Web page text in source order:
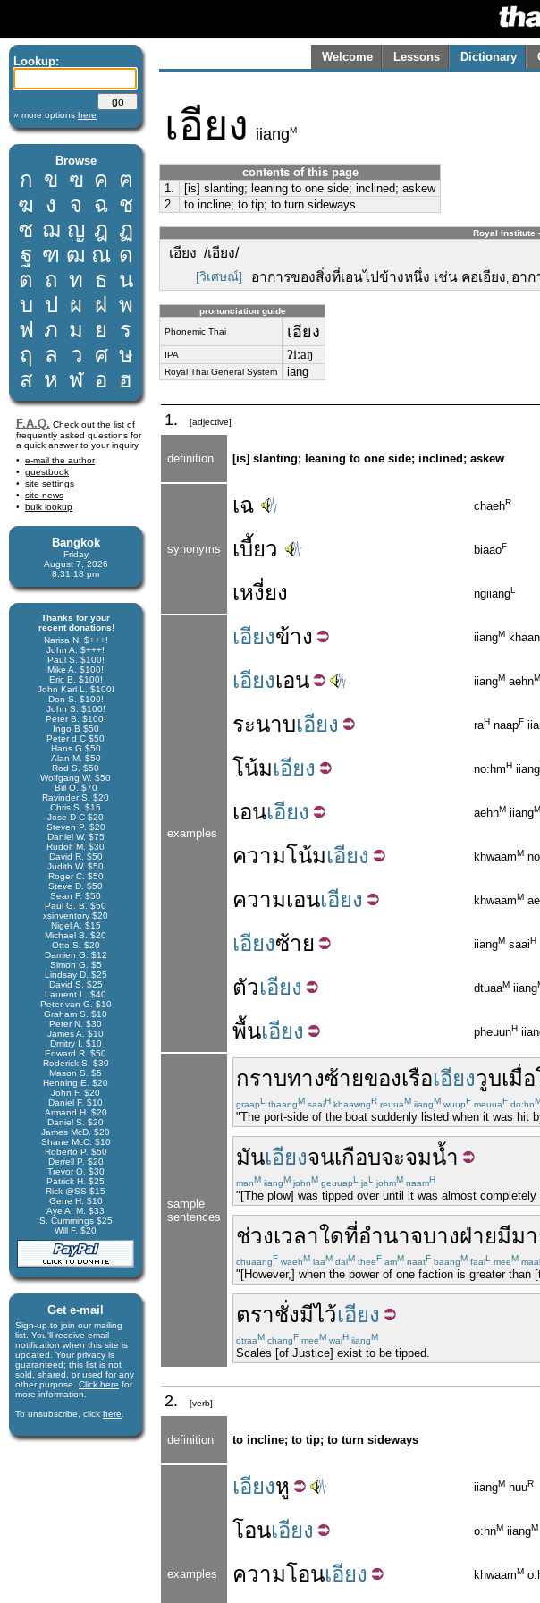
Lookup:
» more options here
Browse
ก ข ฃ ค ฅ
ฆ ง จ ฉ ช
ซ ฌ ญ ฎ ฏ
ฐ ฑ ฒ ณ ด
ต ถ ท ธ น
บ ป ผ ฝ พ
ฟ ภ ม ย
ร
ฤ
ล ว ศ ษ
ส ห ฬ อ ฮ
F.A.Q. Check out the list of
frequently asked questions for
a quick answer to your inquiry
e-mail the author
guestbook
site settings
site news
bulk lookup
Bangkok
Friday
August 7, 2026
8:31:18 pm
Thanks for your
recent donations!
Narisa N. $+++!
John A. $+++!
Paul S. $100!
Mike A. $100!
Eric B. $100!
John Karl L. $100!
Don S. $100!
John S. $100!
Peter B. $100!
Ingo B $50
Peter d C $50
Hans G $50
Alan M. $50
Rod S. $50
Wolfgang W. $50
Bill O. $70
Ravinder S. $20
Chris S. $15
Jose D-C $20
Steven P. $20
Daniel W. $75
Rudolf M. $30
David R. $50
Judith W. $50
Roger C. $50
Steve D. $50
Sean F. $50
Paul G. B. $50
xsinventory $20
Nigel A. $15
Michael B. $20
Otto S. $20
Damien G. $12
Simon G. $5
Lindsay D. $25
David S. $25
Laurent L. $40
Peter van G. $10
Graham S. $10
Peter N. $30
James A. $10
Dmitry I. $10
Edward R. $50
Roderick S. $30
Mason S. $5
Henning E. $20
John F. $20
Daniel F. $10
Armand H. $20
Daniel S. $20
James McD. $20
Shane McC. $10
Roberto P. $50
Derrell P. $20
Trevor O. $30
Patrick H. $25
Rick @SS $15
Gene H. $10
Aye A. M. $33
S. Cummings $25
Will F. $20
Get e-mail
Sign-up to join our mail­ing
list. You'll receive e­mail
notification when this site is
updated. Your privacy is
guaran­teed; this list is not
sold, shared, or used for any
other purpose. Click here for
more infor­mation.
To unsubscribe, click here
Welcome Lessons Dictionary
เอียง iiangM
contents of this page
1.
[is] slanting; leaning to one side; inclined; askew
2.
to incline; to tip; to turn sideways
Royal Institute
เอียง /เอียง/
[วิเศษณ์] อาการของสิ่งที่เอนไปข้างหนึ่ง เช่น คอเอียง, อาก
pronunciation guide
Phonemic Thai เอียง
IPA ʔiːaŋ
Royal Thai General System iang
1. [adjective]
definition [is] slanting; leaning to one side; inclined; askew
synonyms
เฉ chaehR
เบี้ยว biaaoF
เหงี่ยง ngiiangL
examples
เอียงข้าง iiangM
เอียงเอน iiangM aehnM
ระนาบเอียง raH naapF
โน้มเอียง no:hmH iiang
เอนเอียง aehnM iiangM
ความโน้มเอียง khwaamM
ความเอนเอียง khwaamM
เอียงซ้าย iiangM saaiH
ตัวเอียง dtuaaM iiang
พื้นเอียง pheuunH
sample
sentences
กราบทางซ้ายของเรือเอียงวูบเมื่อ
graapL thaangM saaiH khaawngR reuuaM iiangM wuupF meuuaF do:hn
"The port-side of the boat suddenly listed when it was hit
มันเอียงจนเกือบจะจมน้ำ
manM iiangM johnM geuuapL jaL johmM naamH
"[The plow] was tipped over until it was almost completely
ช่วงเวลาใดที่อำนาจบางฝ่ายมีม
chuaangF waehM laaM daiM theeF amM naatF baangM faaiL meeM
"[However,] when the power of one faction is greater
ตราชั่งมีไว้เอียง
dtraaM changF meeM waiH iiangM
Scales [of Justice] exist to be tipped.
2. [verb]
definition to incline; to tip; to turn sideways
examples
เอียงหู iiangM huuR
โอนเอียง o:hnM iiangM
ความโอนเอียง khwaamM